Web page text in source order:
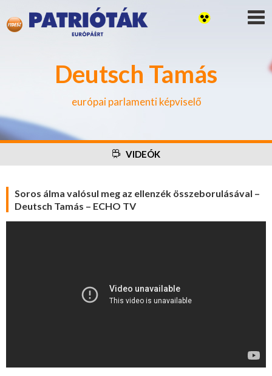
Deutsch Tamás
európai parlamenti képviselő
VIDEÓK
Soros álma valósul meg az ellenzék összeborulásával –
Deutsch Tamás – ECHO TV